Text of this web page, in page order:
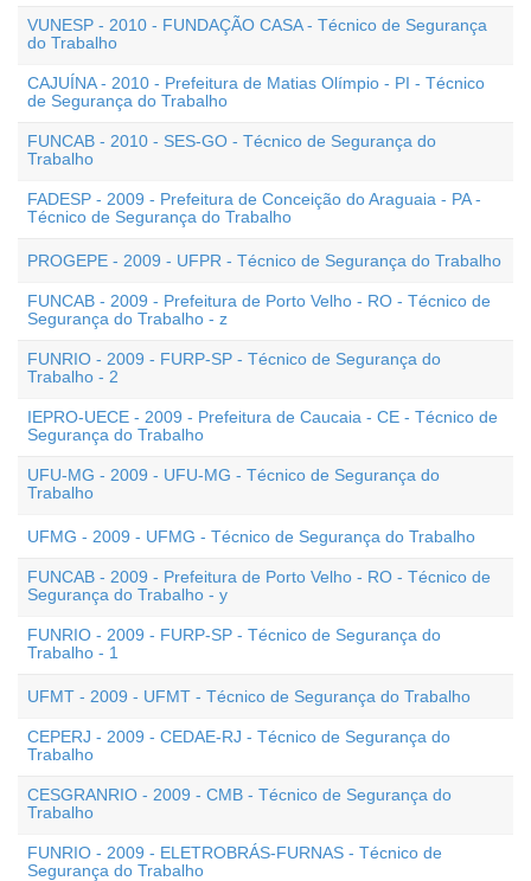
VUNESP - 2010 - FUNDAÇÃO CASA - Técnico de Segurança
do Trabalho
CAJUÍNA - 2010 - Prefeitura de Matias Olímpio - PI - Técnico
de Segurança do Trabalho
FUNCAB - 2010 - SES-GO - Técnico de Segurança do
Trabalho
FADESP - 2009 - Prefeitura de Conceição do Araguaia - PA -
Técnico de Segurança do Trabalho
PROGEPE - 2009 - UFPR - Técnico de Segurança do Trabalho
FUNCAB - 2009 - Prefeitura de Porto Velho - RO - Técnico de
Segurança do Trabalho - z
FUNRIO - 2009 - FURP-SP - Técnico de Segurança do
Trabalho - 2
IEPRO-UECE - 2009 - Prefeitura de Caucaia - CE - Técnico de
Segurança do Trabalho
UFU-MG - 2009 - UFU-MG - Técnico de Segurança do
Trabalho
UFMG - 2009 - UFMG - Técnico de Segurança do Trabalho
FUNCAB - 2009 - Prefeitura de Porto Velho - RO - Técnico de
Segurança do Trabalho - y
FUNRIO - 2009 - FURP-SP - Técnico de Segurança do
Trabalho - 1
UFMT - 2009 - UFMT - Técnico de Segurança do Trabalho
CEPERJ - 2009 - CEDAE-RJ - Técnico de Segurança do
Trabalho
CESGRANRIO - 2009 - CMB - Técnico de Segurança do
Trabalho
FUNRIO - 2009 - ELETROBRÁS-FURNAS - Técnico de
Segurança do Trabalho